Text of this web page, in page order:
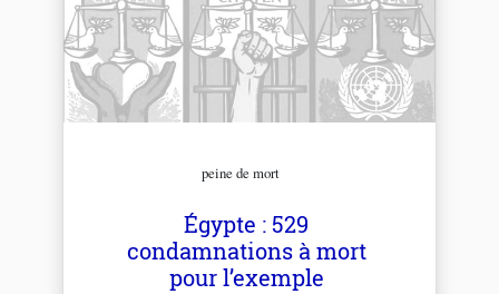
peine de mort
Égypte : 529
condamnations à mort
pour l’exemple